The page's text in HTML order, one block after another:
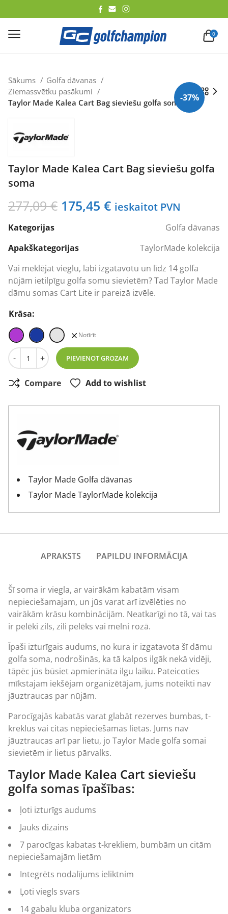
0
-37%
Sākums
Golfa dāvanas
Ziemassvētku pasākumi
Taylor Made Kalea Cart Bag sieviešu golfa soma
Taylor Made Kalea Cart Bag sieviešu golfa
soma
277,09€ Original
277,09 €.
175,45 €Current
175,45 €.
ieskaitot PVN
Kategorijas
Golfa dāvanas
Apakškategorijas
TaylorMade kolekcija
Vai meklējat vieglu, labi izgatavotu un līdz 14 golfa
nūjām ietilpīgu golfa somu sievietēm? Tad Taylor Made
dāmu somas Cart Lite ir pareizā izvēle.
Krāsa:
Notīrīt
-
Taylor Made Kalea Cart Bag sieviešu golfa soma
+ PIEVIENOT GROZAM
Compare Add to wishlist
Taylor Made Golfa dāvanas
Taylor Made TaylorMade kolekcija
APRAKSTS PAPILDU INFORMĀCIJA
Šī soma ir viegla, ar vairākām kabatām visam
nepieciešamajam, un jūs varat arī izvēlēties no
vairākām krāsu kombinācijām. Neatkarīgi no tā, vai tas
ir pelēki zils, zili pelēks vai melni rozā.
Īpaši izturīgais audums, no kura ir izgatavota šī dāmu
golfa soma, nodrošinās, ka tā kalpos ilgāk nekā vidēji,
tāpēc jūs būsiet apmierināta ilgu laiku. Pateicoties
mīkstajam iekšējam organizētājam, jums noteikti nav
jāuztraucas par nūjām.
Parocīgajās kabatās varat glabāt rezerves bumbas, t-
kreklus vai citas nepieciešamas lietas. Jums nav
jāuztraucas arī par lietu, jo Taylor Made golfa somai
sievietēm ir lietus pārvalks.
Taylor Made Kalea Cart sieviešu
golfa somas īpašības:
ļoti izturīgs audums
Jauks dizains
7 parocīgas kabatas t-krekliem, bumbām un citām
nepieciešamajām lietām
Integrēts nodalījums ieliktnim
Ļoti viegls svars
14 gabalu kluba organizators